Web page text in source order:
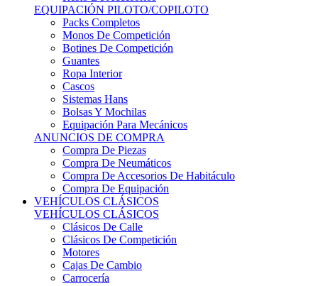
Packs Completos
Monos De Competición
Botines De Competición
Guantes
Ropa Interior
Cascos
Sistemas Hans
Bolsas Y Mochilas
Equipación Para Mecánicos
ANUNCIOS DE COMPRA
Compra De Piezas
Compra De Neumáticos
Compra De Accesorios De Habitáculo
Compra De Equipación
VEHÍCULOS CLÁSICOS
VEHÍCULOS CLÁSICOS
Clásicos De Calle
Clásicos De Competición
Motores
Cajas De Cambio
Carrocería
Suspensiones